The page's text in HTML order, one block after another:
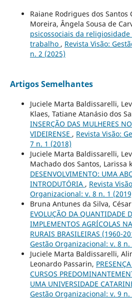
Raiane Rodrigues dos Santos
Moreira, Ângela Sousa de
psicossociais da
trabalho , Revista Visão:
n. 2 (2025)
Artigos Semelhantes
Juciele Marta Baldissarelli,
Klaes, Tatiane Atanásio dos
INSERÇÃO DAS MULHERES
VIDEIRENSE , Revista Visão:
7 n. 1 (2018)
Juciele Marta Baldissarelli,
Machado dos Santos, Larissa
DESENVOLVIMENTO: UMA
INTRODUTÓRIA , Revista
Organizacional: v. 8 n. 1
Bruna Antunes da Silva,
EVOLUÇÃO DA QUANTIDADE
IMPLEMENTOS AGRÍCOLAS
RURAIS BRASILEIRAS (1960-
Gestão Organizacional: v. 8 n.
Juciele Marta Baldissarelli,
Leonardo Passarin,
CURSOS
UMA UNIVERSIDADE
Gestão Organizacional: v. 9 n.